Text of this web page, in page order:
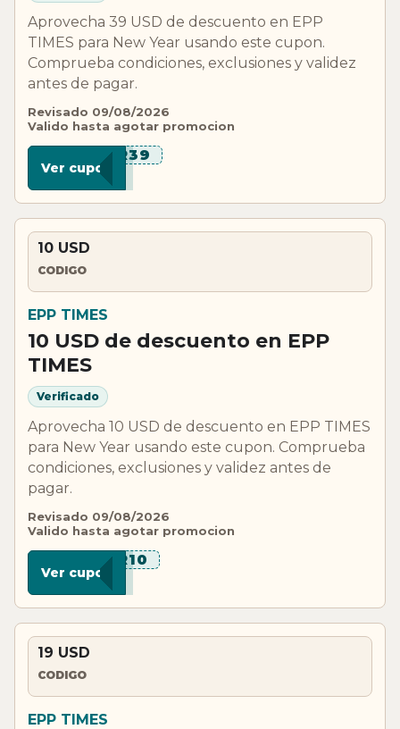
Aprovecha 39 USD de descuento en EPP
TIMES para New Year usando este cupon.
Comprueba condiciones, exclusiones y validez
antes de pagar.
Revisado 09/08/2026
Valido hasta agotar promocion
***R39
Ver cupon
10 USD
CODIGO
EPP TIMES
10 USD de descuento en EPP
TIMES
Verificado
Aprovecha 10 USD de descuento en EPP TIMES
para New Year usando este cupon. Comprueba
condiciones, exclusiones y validez antes de
pagar.
Revisado 09/08/2026
Valido hasta agotar promocion
***R10
Ver cupon
19 USD
CODIGO
EPP TIMES